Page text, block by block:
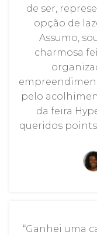
de ser,
opção de
Assumo,
charmosa
pelo
da feira
queridos points
“Ganhei uma